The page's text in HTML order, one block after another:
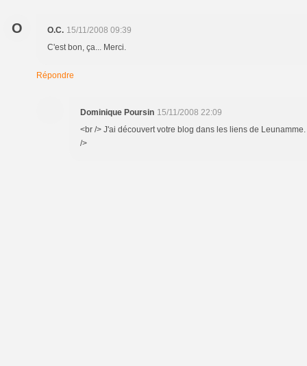
O O.C. 15/11/2008 09:39
C'est bon, ça... Merci.
Répondre
Dominique Poursin 15/11/2008 22:09
<br /> J'ai découvert votre blog dans les liens de
/>